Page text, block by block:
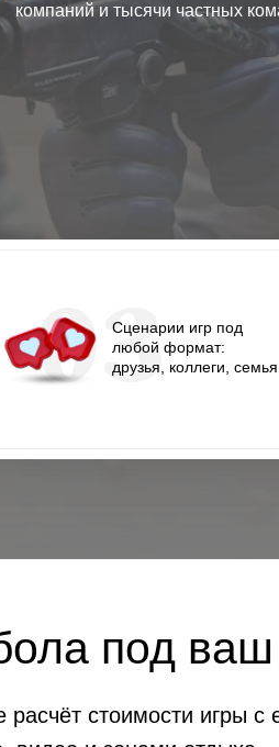
компаний и тысячи частных
03Сценарии игр под
любой формат:
друзья, коллеги, семья
под
расчёт стоимости игры с